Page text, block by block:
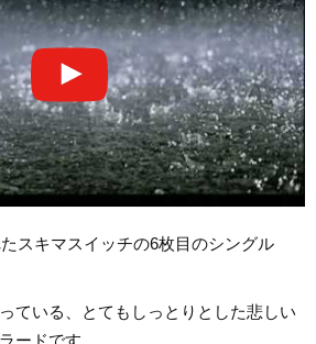
スキマスイッチの6枚目のシングル
ている、とてもしっとりとした悲しい
ードです。